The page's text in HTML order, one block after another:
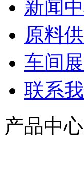
新闻
原料
车间
联系
产品中心